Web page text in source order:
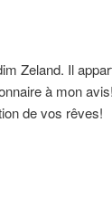
Zeland. Il
à mon
de vos rêves!